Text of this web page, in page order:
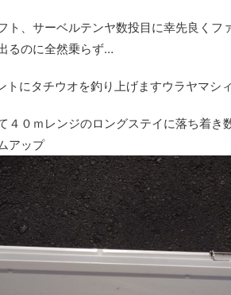
ト、サーベルテンヤ数投目に幸先良くフ
るのに全然乗らず…
にタチウオを釣り上げますウラヤマシ
４０ｍレンジのロングステイに落ち着き
アップ